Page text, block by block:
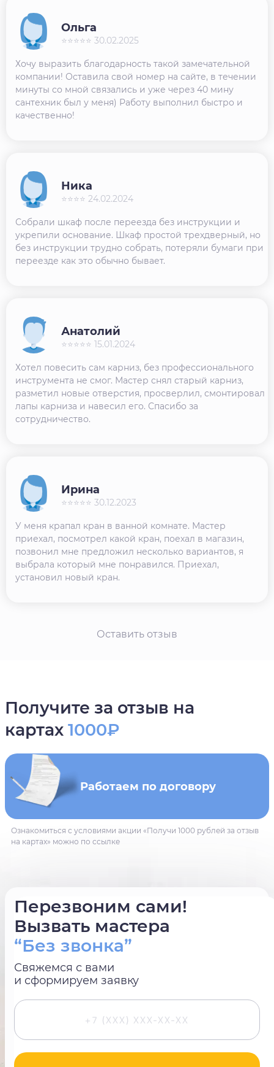
Хочу выразить благодарность такой замечательной
компании! Оставила свой номер на сайте, в течении
минуты со мной связались и уже через 40 мину
сантехник был у меня) Работу выполнил быстро и
качественно!
Ольга
⭐⭐⭐⭐⭐ 30.02.2025
Собрали шкаф после переезда без инструкции и
укрепили основание. Шкаф простой трехдверный, но
без инструкции трудно собрать, потеряли бумаги при
переезде как это обычно бывает.
Ника
⭐⭐⭐⭐ 24.02.2024
Хотел повесить сам карниз, без профессионального
инструмента не смог. Мастер снял старый карниз,
разметил новые отверстия, просверлил, смонтировал
лапы карниза и навесил его. Спасибо за
сотрудничество.
Анатолий
⭐⭐⭐⭐⭐ 15.01.2024
У меня крапал кран в ванной комнате. Мастер
приехал, посмотрел какой кран, поехал в магазин,
позвонил мне предложил несколько вариантов, я
выбрала который мне понравился. Приехал,
установил новый кран.
Ирина
⭐⭐⭐⭐⭐ 30.12.2023
Оставить отзыв
Перезвоним сами!
Вызвать мастера
“Без звонка”
Свяжемся с вами
и сформируем заявку
Получите за отзыв на
картах 1000₽
Работаем по договору
Ознакомиться с условиями акции «Получи 1000 рублей за отзыв
на картах» можно по ссылке